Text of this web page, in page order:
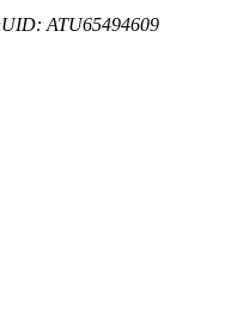
UID: ATU65494609